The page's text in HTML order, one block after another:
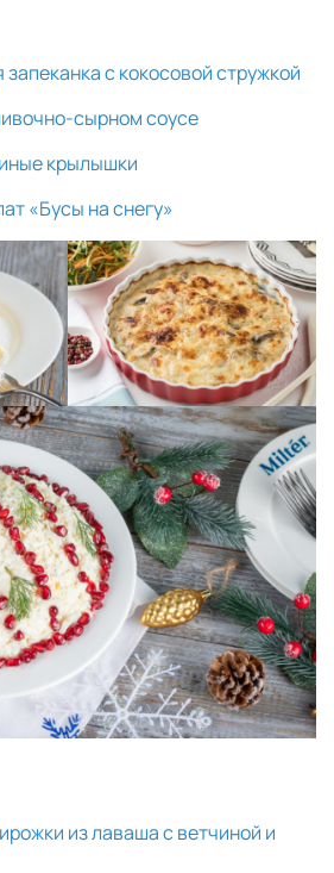
с кокосовой стружкой
сырном соусе
крылышки
«Бусы на снегу»
из лаваша с ветчиной и